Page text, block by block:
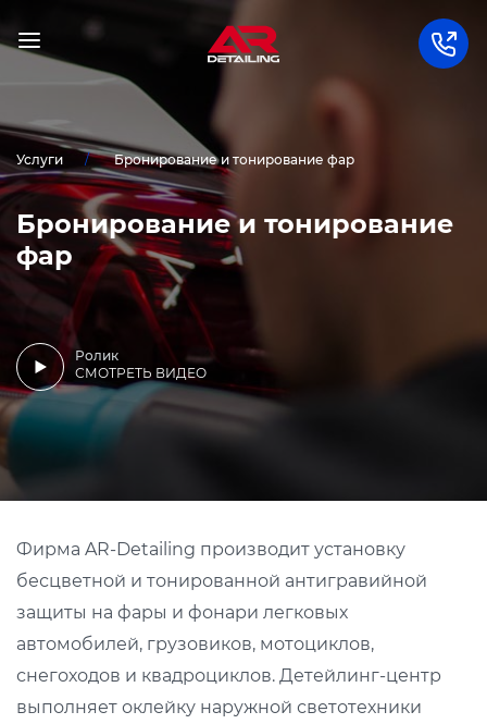
Услуги Бронирование и тонирование фар
Бронирование и тонирование
фар
Ролик
СМОТРЕТЬ ВИДЕО
Фирма AR-Detailing производит установку
бесцветной и тонированной антигравийной
защиты на фары и фонари легковых
автомобилей, грузовиков, мотоциклов,
снегоходов и квадроциклов. Детейлинг-центр
выполняет оклейку наружной светотехники